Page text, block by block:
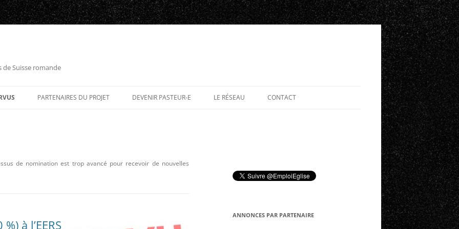
de Suisse romande
PARTENAIRES DU PROJET DEVENIR PASTEUR-E LE RÉSEAU CONTACT
de nomination est trop avancé pour recevoir de nouvelles
à l’EERS
ANNONCES PAR PARTENAIRE